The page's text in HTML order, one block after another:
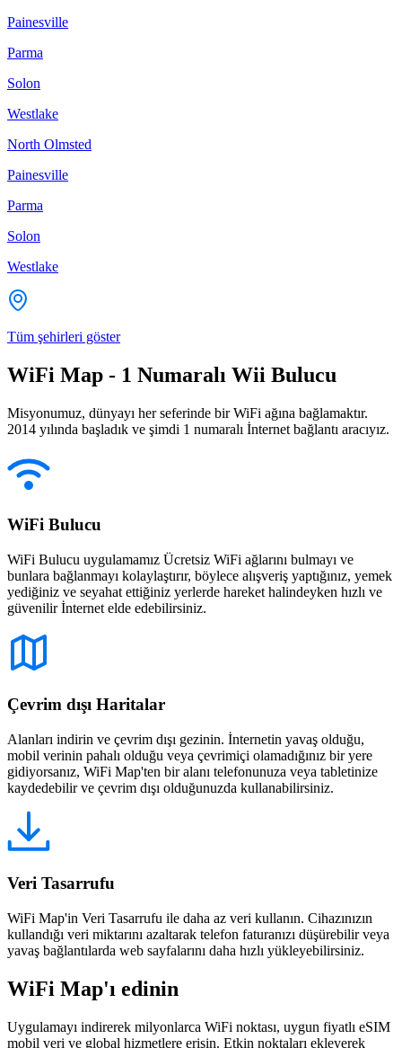
Painesville
Parma
Solon
Westlake
North Olmsted
Painesville
Parma
Solon
Westlake
Tüm şehirleri göster
WiFi Map - 1 Numaralı Wii Bulucu
Misyonumuz, dünyayı her seferinde bir WiFi ağına bağlamaktır.
2014 yılında başladık ve şimdi 1 numaralı İnternet bağlantı aracıyız.
WiFi Bulucu
WiFi Bulucu uygulamamız Ücretsiz WiFi ağlarını bulmayı ve
bunlara bağlanmayı kolaylaştırır, böylece alışveriş yaptığınız, yemek
yediğiniz ve seyahat ettiğiniz yerlerde hareket halindeyken hızlı ve
güvenilir İnternet elde edebilirsiniz.
Çevrim dışı Haritalar
Alanları indirin ve çevrim dışı gezinin. İnternetin yavaş olduğu,
mobil verinin pahalı olduğu veya çevrimiçi olamadığınız bir yere
gidiyorsanız, WiFi Map'ten bir alanı telefonunuza veya tabletinize
kaydedebilir ve çevrim dışı olduğunuzda kullanabilirsiniz.
Veri Tasarrufu
WiFi Map'in Veri Tasarrufu ile daha az veri kullanın. Cihazınızın
kullandığı veri miktarını azaltarak telefon faturanızı düşürebilir veya
yavaş bağlantılarda web sayfalarını daha hızlı yükleyebilirsiniz.
WiFi Map'ı edinin
Uygulamayı indirerek milyonlarca WiFi noktası, uygun fiyatlı eSIM
mobil veri ve global hizmetlere erişin. Etkin noktaları ekleyerek